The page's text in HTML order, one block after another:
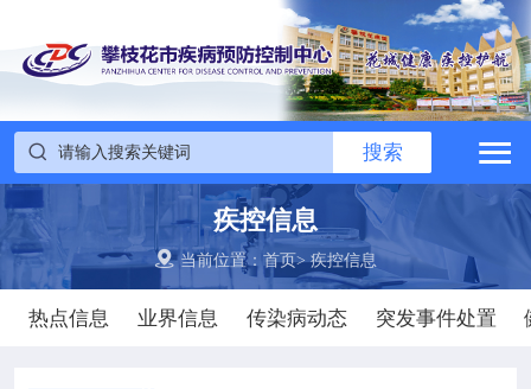
 搜索 
疾控信息
 当前位置：首页>疾控信息
热点信息 业界信息 传染病动态 突发事件处置
 搜索
网站首页
中心概况 
党建群团 
工作动态 